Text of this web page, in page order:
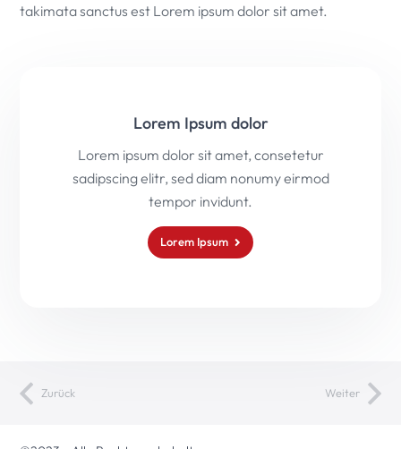
takimata sanctus est Lorem ipsum dolor sit amet.
Lorem Ipsum dolor
Lorem ipsum dolor sit amet, consetetur
sadipscing elitr, sed diam nonumy eirmod
tempor invidunt.
Lorem Ipsum
Zurück Weiter